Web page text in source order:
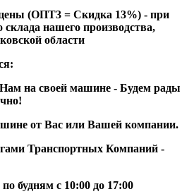
(ОПТ3 = Скидка 13%) - при
нашего производства,
области
на своей машине - Будем рады
от Вас или Вашей компании.
Транспортных Компаний -
будням с 10:00 до 17:00